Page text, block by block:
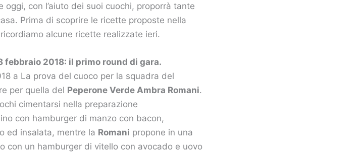
oggi, con l’aiuto dei suoi cuochi, proporrà tante
Prima di scoprire le ricette proposte nella
alcune ricette realizzate ieri.
febbraio 2018: il primo round di gara.
a La prova del cuoco per la squadra del
per quella del Peperone Verde Ambra Romani.
cimentarsi nella preparazione
con hamburger di manzo con bacon,
ed insalata, mentre la Romani propone in una
con un hamburger di vitello con avocado e uovo